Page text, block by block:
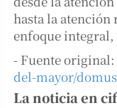
hasta la
enfoque integral,
- Fuente original:
del-mayor/
La noticia en